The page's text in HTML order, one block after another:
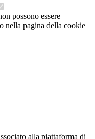
possono essere
nella pagina della cookie
alla piattaforma di